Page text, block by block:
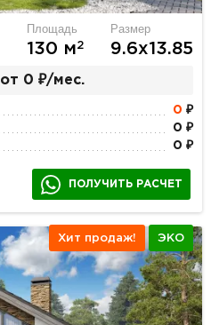
Площадь
130 м2
Размер
9.6х13.85
от 0 ₽/мес.
0 ₽
0 ₽
0 ₽
ПОЛУЧИТЬ РАСЧЕТ
Хит продаж! ЭКО